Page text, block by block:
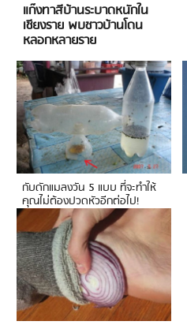
แก๊งทาสีบ้านระบาดหนักใน
เชียงราย พบชาวบ้านโดน
หลอกหลายราย
กับดักแมลงวัน 5 แบบ ที่จะทำให้
คุณไม่ต้องปวดหัวอีกต่อไป!